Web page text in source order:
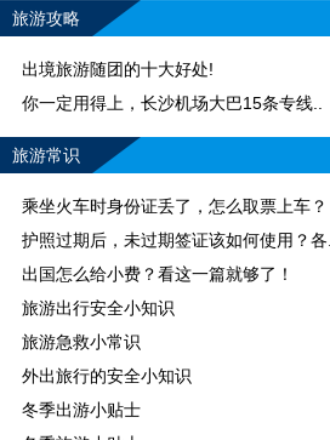
旅游攻略
出境旅游随团的十大好处!
你一定用得上，长沙机场大巴15条专线..
旅游常识
乘坐火车时身份证丢了，怎么取票上车？
护照过期后，未过期签证该如何使用？各..
出国怎么给小费？看这一篇就够了！
旅游出行安全小知识
旅游急救小常识
外出旅行的安全小知识
冬季出游小贴士